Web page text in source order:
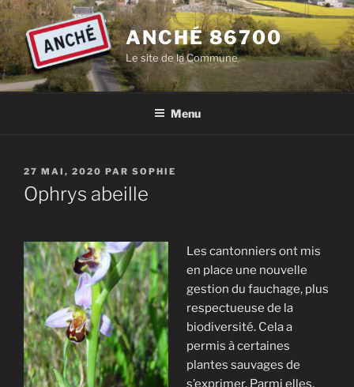
Aller
au
contenu
principal
ANCHÉ 86700
Le site de la Commune
Menu
PUBLIÉ
LE
27 MAI, 2020 PAR SOPHIE
Ophrys abeille
Les cantonniers ont mis
en place une nouvelle
gestion du fauchage, plus
respectueuse de la
biodiversité. Cela a
permis à certaines
plantes sauvages de
s’exprimer. Parmi elles,